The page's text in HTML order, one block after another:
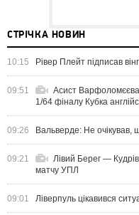
СТРІЧКА НОВИН
10:15 Рівер Плейт підписав
09:51
Асист Варфоломєєва
1/64 фіналу Кубка
09:26 Вальверде: Не
09:21
Лівий Берег —
матчу УПЛ
09:01 Ліверпуль цікавився